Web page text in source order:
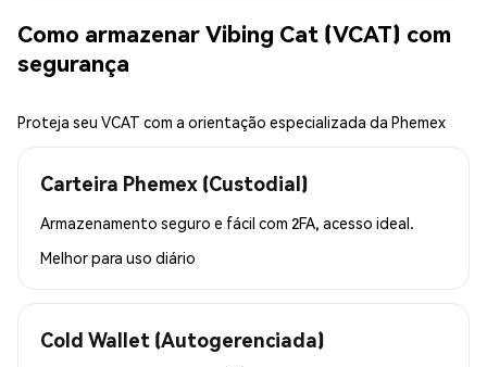
Como armazenar Vibing Cat (VCAT) com
segurança
Proteja seu VCAT com a orientação especializada da Phemex
Carteira Phemex (Custodial)
Armazenamento seguro e fácil com 2FA, acesso ideal.
Melhor para uso diário
Cold Wallet (Autogerenciada)